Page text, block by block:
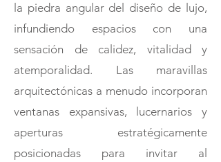
la piedra angular del diseño de lujo,
infundiendo espacios con una
sensación de calidez, vitalidad y
atemporalidad. Las maravillas
arquitectónicas a menudo incorporan
ventanas expansivas, lucernarios y
aperturas estratégicamente
posicionadas para invitar al